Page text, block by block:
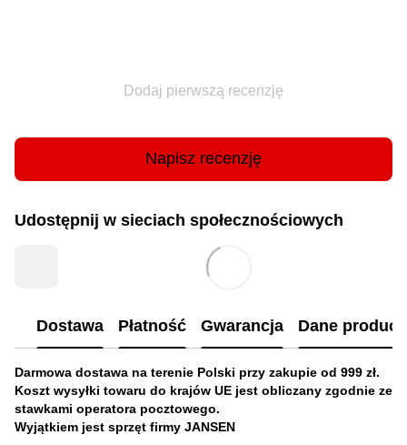
Dodaj pierwszą recenzję
Napisz recenzję
Udostępnij w sieciach społecznościowych
Dostawa Płatność Gwarancja Dane
Darmowa dostawa na terenie Polski przy zakupie od 999 zł.
Koszt wysyłki towaru do krajów UE jest obliczany zgodnie ze
stawkami operatora pocztowego.
Wyjątkiem jest sprzęt firmy JANSEN